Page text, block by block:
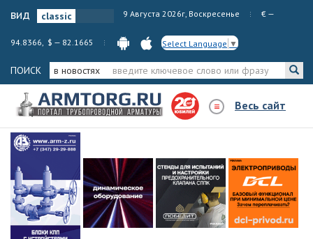
вид 9 Августа 2026г, Воскресенье € —
94.8366, $ — 82.1665 Select Language ▼
ПОИСК в новостях
Весь сайт